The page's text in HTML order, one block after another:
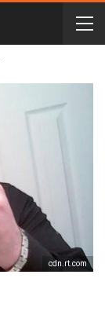
cdn.rt.com